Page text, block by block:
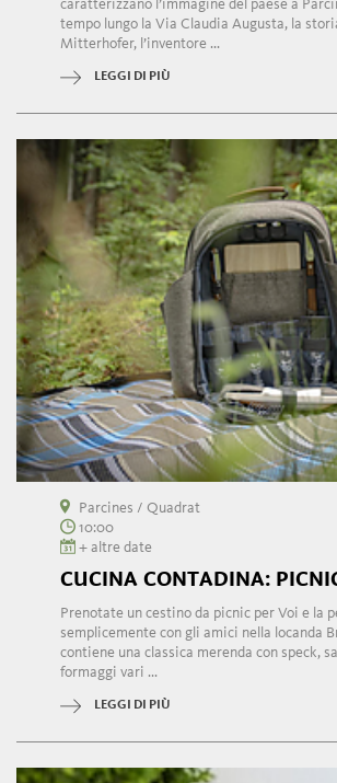
caratterizzano l’immagine del paese a
tempo lungo la Via Claudia Augusta, la
Mitterhofer, l’inventore ...
LEGGI DI PIÙ
Parcines / Quadrat
10:00
+ altre date
CUCINA CONTADINA:
Prenotate un cestino da picnic per Voi e la
semplicemente con gli amici nella locanda
contiene una classica merenda con speck,
formaggi vari ...
LEGGI DI PIÙ